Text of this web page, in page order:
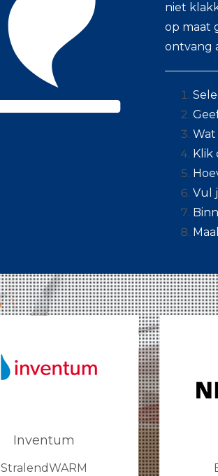
niet
op maat
ontvang
Klik
Vul
Inventum
StralendWARM